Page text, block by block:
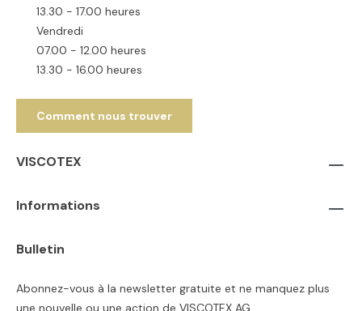
13.30 - 17.00 heures
Vendredi
07.00 - 12.00 heures
13.30 - 16.00 heures
Comment nous trouver
VISCOTEX
Informations
Bulletin
Abonnez-vous à la newsletter gratuite et ne manquez plus
une nouvelle ou une action de VISCOTEX AG.